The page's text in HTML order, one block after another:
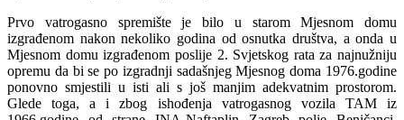
Prvo vatrogasno spremište je bilo u starom Mjesnom domu
izgrađenom nakon nekoliko godina od osnutka društva, a onda u
Mjesnom domu izgrađenom poslije 2. Svjetskog rata za najnužniju
opremu da bi se po izgradnji sadašnjeg Mjesnog doma 1976.godine
ponovno smjestili u isti ali s još manjim adekvatnim prostorom.
Glede toga, a i zbog ishođenja vatrogasnog vozila TAM iz